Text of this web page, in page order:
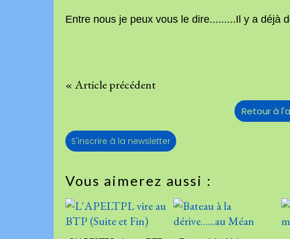
Entre nous je peux vous le dire.........Il y a déjà
« Article précédent
Retour à
S'inscrire à la newsletter
Vous aimerez aussi :